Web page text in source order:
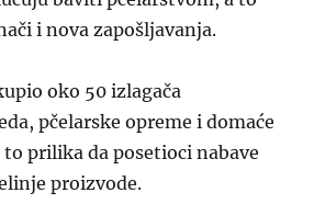
i nova zapošljavanja.
oko 50 izlagača
pčelarske opreme i domaće
prilika da posetioci nabave
proizvode.